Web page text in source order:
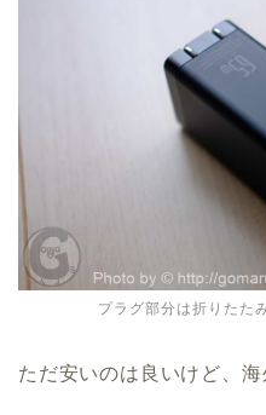
プラグ部分は折りたた
ただ安いのは良いけど、海